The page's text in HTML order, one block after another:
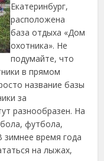
Екатеринбург,
расположена
база отдыха «Дом
охотника». Не
подумайте, что
в прямом
название базы
за
разнообразен. На
футбола,
зимнее время года
на лыжах,